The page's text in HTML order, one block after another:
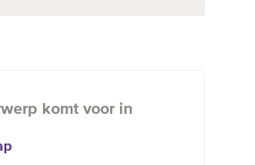
komt voor in